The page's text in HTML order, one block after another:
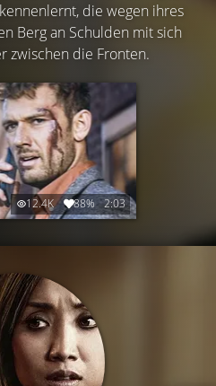
die wegen ihres
Berg an Schulden mit sich
zwischen die Fronten.
12.4K 88% 2:03